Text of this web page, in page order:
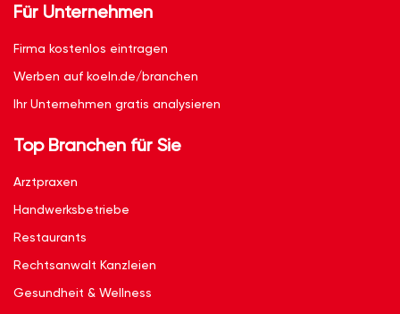
Für Unternehmen
Firma kostenlos eintragen
Werben auf koeln.de/branchen
Ihr Unternehmen gratis analysieren
Top Branchen für Sie
Arztpraxen
Handwerksbetriebe
Restaurants
Rechtsanwalt Kanzleien
Gesundheit & Wellness